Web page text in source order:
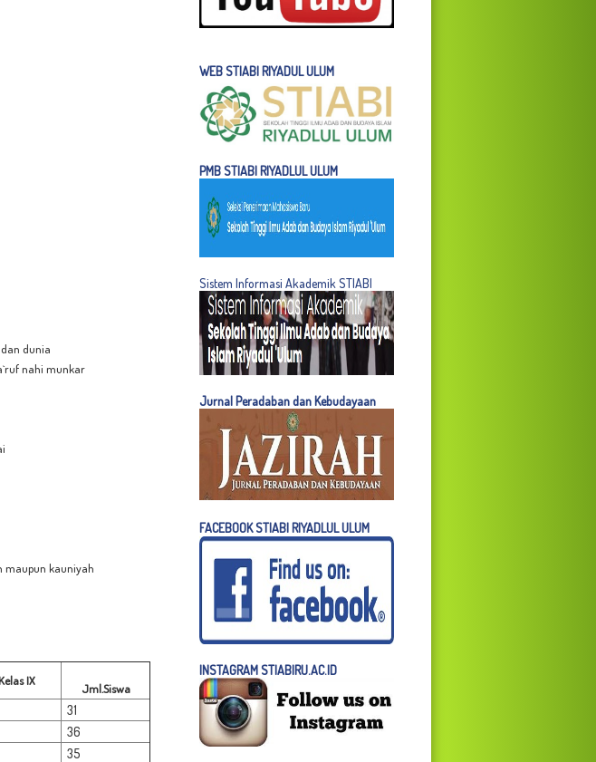
dunia
nahi munkar
maupun kauniyah
IX
Jml.Siswa
31
36
35
WEB STIABI RIYADUL ULUM
PMB STIABI RIYADLUL ULUM
Sistem Informasi Akademik STIABI
Jurnal Peradaban dan Kebudayaan
FACEBOOK STIABI RIYADLUL ULUM
INSTAGRAM STIABIRU.AC.ID